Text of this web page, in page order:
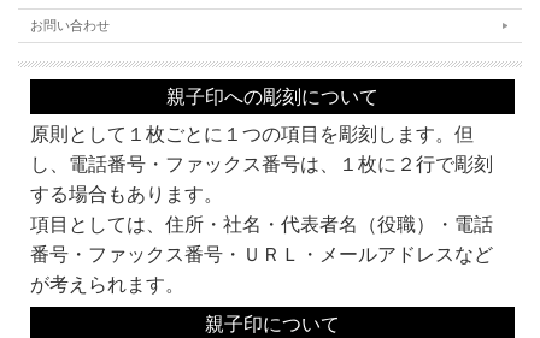
お問い合わせ
親子印への彫刻について
原則として１枚ごとに１つの項目を彫刻します。但
し、電話番号・ファックス番号は、１枚に２行で彫刻
する場合もあります。
項目としては、住所・社名・代表者名（役職）・電話
番号・ファックス番号・ＵＲＬ・メールアドレスなど
が考えられます。
親子印について